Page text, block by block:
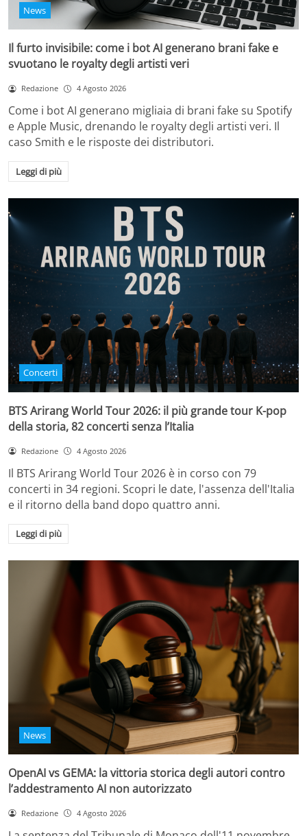
News
Il furto invisibile: come i bot AI generano brani fake e
svuotano le royalty degli artisti veri
Redazione 4 Agosto 2026
Come i bot AI generano migliaia di brani fake su Spotify
e Apple Music, drenando le royalty degli artisti veri. Il
caso Smith e le risposte dei distributori.
Leggi di più
Concerti
BTS Arirang World Tour 2026: il più grande tour K-pop
della storia, 82 concerti senza l’Italia
Redazione 4 Agosto 2026
Il BTS Arirang World Tour 2026 è in corso con 79
concerti in 34 regioni. Scopri le date, l'assenza dell'Italia
e il ritorno della band dopo quattro anni.
Leggi di più
News
OpenAI vs GEMA: la vittoria storica degli autori contro
l’addestramento AI non autorizzato
Redazione 4 Agosto 2026